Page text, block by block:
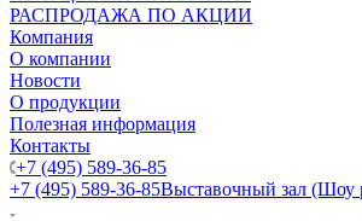
РАСПРОДАЖА ПО АКЦИИ
Компания
О компании
Новости
О продукции
Полезная информация
Контакты
+7 (495) 589-36-85
+7 (495) 589-36-85Выставочный зал (Шоу